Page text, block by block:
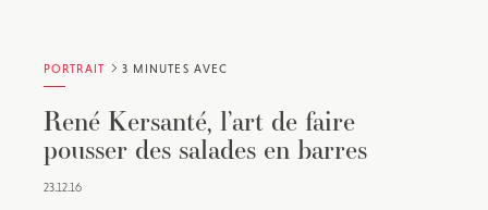
PORTRAIT 3 MINUTES AVEC
René Kersanté, l’art de faire
pousser des salades en barres
23.12.16